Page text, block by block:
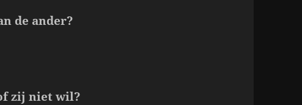
de ander?
zij niet wil?